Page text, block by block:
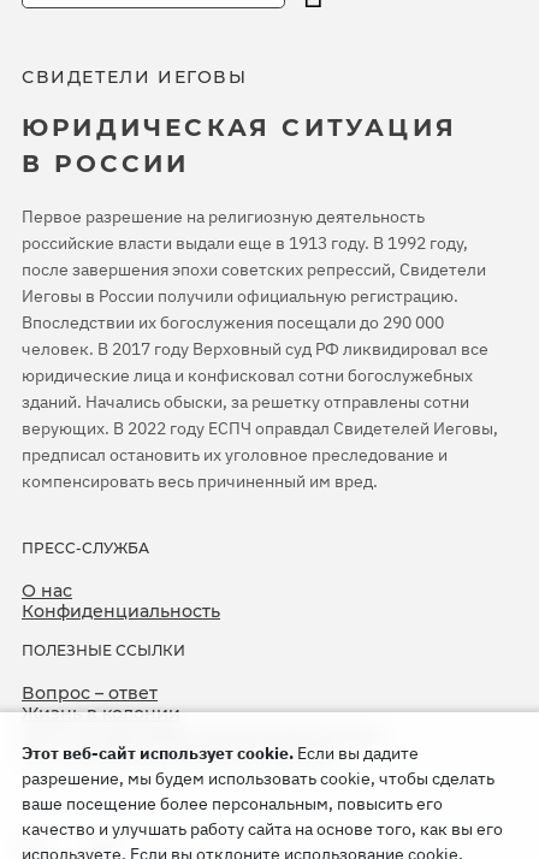
СВИДЕТЕЛИ ИЕГОВЫ
ЮРИДИЧЕСКАЯ СИТУАЦИЯ
В РОССИИ
Первое разрешение на религиозную деятельность
российские власти выдали еще в 1913 году. В 1992 году,
после завершения эпохи советских репрессий, Свидетели
Иеговы в России получили официальную регистрацию.
Впоследствии их богослужения посещали до 290 000
человек. В 2017 году Верховный суд РФ ликвидировал все
юридические лица и конфисковал сотни богослужебных
зданий. Начались обыски, за решетку отправлены сотни
верующих. В 2022 году ЕСПЧ оправдал Свидетелей Иеговы,
предписал остановить их уголовное преследование и
компенсировать весь причиненный им вред.
ПРЕСС-СЛУЖБА
О нас
Конфиденциальность
ПОЛЕЗНЫЕ ССЫЛКИ
Вопрос – ответ
Жизнь в колонии
75-я годовщина операции «Север»
Этот веб-сайт использует cookie. Если вы дадите
разрешение, мы будем использовать cookie, чтобы сделать
ваше посещение более персональным, повысить его
качество и улучшать работу сайта на основе того, как вы его
используете. Если вы отклоните использование cookie,